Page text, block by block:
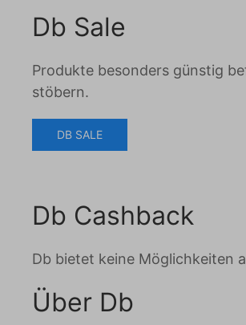
Db Sale
Produkte besonders günstig
stöbern.
DB SALE
Db Cashback
Db bietet keine Möglichkeiten
Über Db